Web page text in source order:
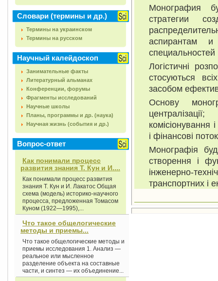
Словари (термины и др.)
Термины на украинском
Термины на русском
Научный калейдоскоп
Занимательные факты
Литературный альманах
Конференции, форумы
Фрагменты исследований
Научные школы
Планы, программы и др. (наука)
Научная жизнь (события и др.)
Вопрос-ответ
Как понимали процесс
развития знания Т. Кун и И....
Как понимали процесс развития
знания Т. Кун и И. Лакатос Общая
схема (модель) историко-научного
процесса, предложенная Томасом
Куном (1922—1995),...
Что такое общелогические
методы и приемы...
Что такое общелогические методы и
приемы исследования 1. Анализ —
реальное или мысленное
разделение объекта на составные
части, и синтез — их объединение...
Монография
стратегии
аспирантам и
Логістичні
стосуються
засобом
Основу
комісіонування
і фінансові
Монографія
створення і
інженерно-
транспортних і